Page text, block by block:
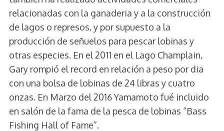
relacionadas con la ganaderia y a la construcción
de lagos o represos, y por supuesto a la
producción de señuelos para pescar lobinas y
otras especies. En el 2011 en el Lago Champlain,
Gary rompió el record en relación a peso por dia
con una bolsa de lobinas de 24 libras y cuatro
onzas. En Marzo del 2016 Yamamoto fué incluido
en salón de la fama de la pesca de lobinas “Bass
Fishing Hall of Fame”.